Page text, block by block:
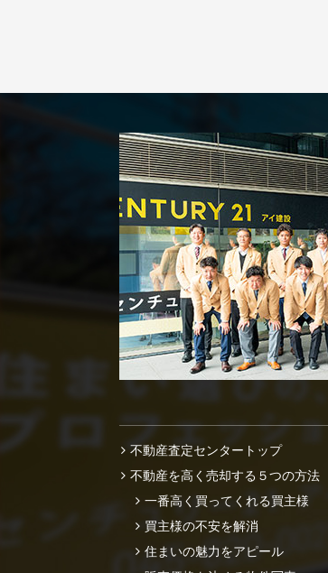
不動産査定センタートップ
不動産を高く売却する５つの方法
一番高く買ってくれる買主様
買主様の不安を解消
住まいの魅力をアピール